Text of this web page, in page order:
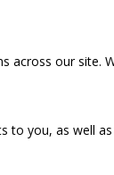
across our site.
to you, as well